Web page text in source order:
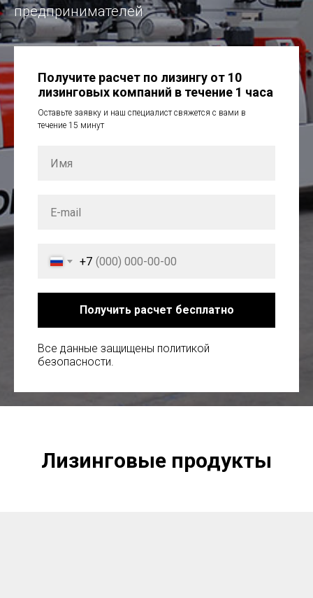
предпринимателей
Получите расчет по лизингу от 10
лизинговых компаний в течение 1 часа
Оставьте заявку и наш специалист свяжется с вами в
течение 15 минут
+7
Получить расчет бесплатно
Все данные защищены политикой
безопасности.
Лизинговые продукты